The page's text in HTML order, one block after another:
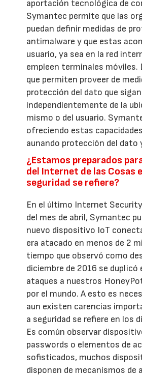
aportación tecnológica de
Symantec permite que las
puedan definir medidas de
antimalware y que estas
usuario, ya sea en la red
empleen terminales móviles.
que permiten proveer de
protección del dato que
independientemente de la
mismo o del usuario.
ofreciendo estas
aunando protección del dato
¿Estamos preparados
del Internet de las Cosas
seguridad se refiere?
En el último Internet
del mes de abril, Symantec
nuevo dispositivo IoT
era atacado en menos de 2
tiempo que observó como
diciembre de 2016 se duplicó
ataques a nuestros
por el mundo. A esto es
aun existen carencias
a seguridad se refiere en los
Es común observar
passwords o elementos de
sofisticados, muchos
disponen de mecanismos de